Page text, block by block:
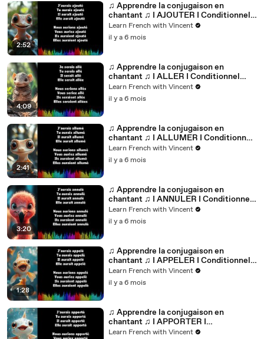
2:52
♫ Apprendre la conjugaison en
chantant ♫ I AJOUTER I Conditionnel
Passé_
Learn French with Vincent
il y a 6 mois
4:09
♫ Apprendre la conjugaison en
chantant ♫ I ALLER I Conditionnel
Passé_
Learn French with Vincent
il y a 6 mois
2:41
♫ Apprendre la conjugaison en
chantant ♫ I ALLUMER I Conditionnel
Passé_
Learn French with Vincent
il y a 6 mois
3:20
♫ Apprendre la conjugaison en
chantant ♫ I ANNULER I Conditionnel
Passé_
Learn French with Vincent
il y a 6 mois
1:28
♫ Apprendre la conjugaison en
chantant ♫ I APPELER I Conditionnel
Passé_
Learn French with Vincent
il y a 6 mois
♫ Apprendre la conjugaison en
chantant ♫ I APPORTER I
Conditionnel Passé_
Learn French with Vincent